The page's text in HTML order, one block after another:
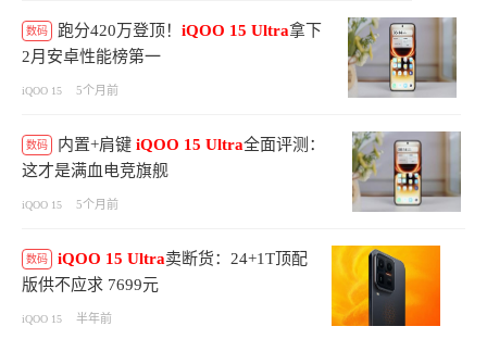
数码 跑分420万登顶！ iQOO 15 Ultra拿下
2月安卓性能榜第一
iQOO 15 5个月前
数码 内置+肩键 iQOO 15 Ultra全面评测：
这才是满血电竞旗舰
iQOO 15 5个月前
数码 iQOO 15 Ultra卖断货：24+1T顶配
版供不应求 7699元
iQOO 15 半年前